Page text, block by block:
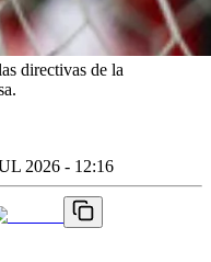
directivas de la
2026 - 12:16